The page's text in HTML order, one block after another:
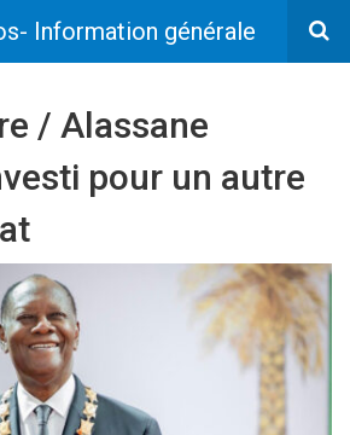
Information générale
/ Alassane
pour un autre